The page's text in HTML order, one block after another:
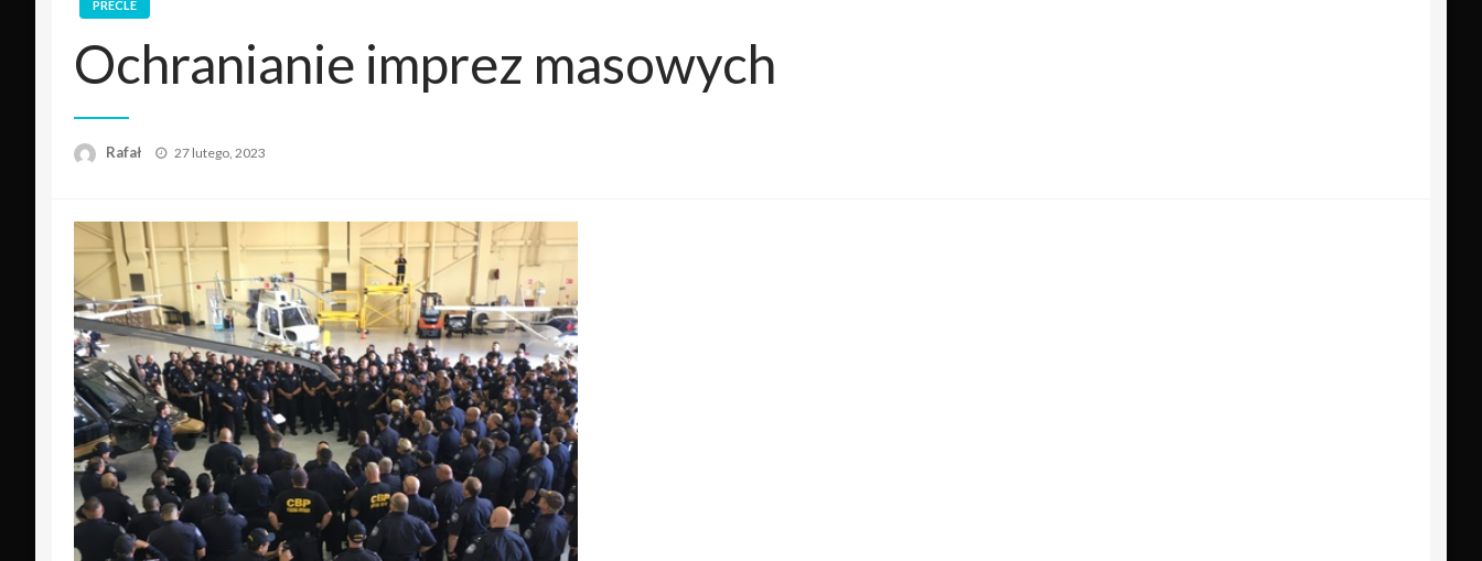
PRECLE
Ochranianie imprez masowych
Rafał
Opublikowane
27 lutego, 2023